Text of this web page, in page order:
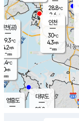
의도
℃
m/s
mm
영흥도
대부도
28.2
28.8℃
2.6 m/s
-mm
인천(공)
29.3℃
4.2m/s
-mm
인천
30℃
4.3m/s
-mm